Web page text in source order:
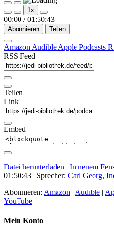
Play
Episode
Pause
Episode
1x
00:00 / 01:50:43
Abonnieren Teilen
AmazonAudibleApple Podcasts
RSS Feed
Teilen
Link
Embed
Datei herunterladen In neuem
01:50:43 | Sprecher: Carl Georg,
Abonnieren: Amazon Audible
YouTube
Mein Konto